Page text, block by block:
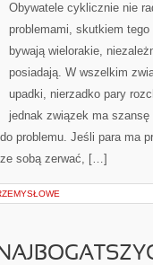
Obywatele cyklicznie nie
problemami, skutkiem
bywają wielorakie,
posiadają. W wszelkim
upadki, nierzadko pary
jednak związek ma szansę
problemu. Jeśli para ma
sobą zerwać, […]